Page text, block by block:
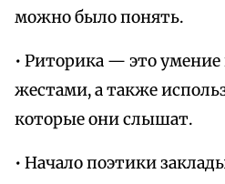
можно было понять.
• Риторика — это умение
жестами, а также
которые они слышат.
• Начало поэтики